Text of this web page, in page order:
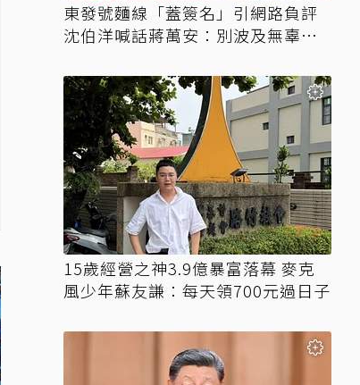
東發號麵線「蓋簽名」引網路負評
沈伯洋喊話蔣萬安：別波及無辜店
15歲經營之神3.9億暴富落幕 麥克
風少年蘇友謙：每天領700元過日子